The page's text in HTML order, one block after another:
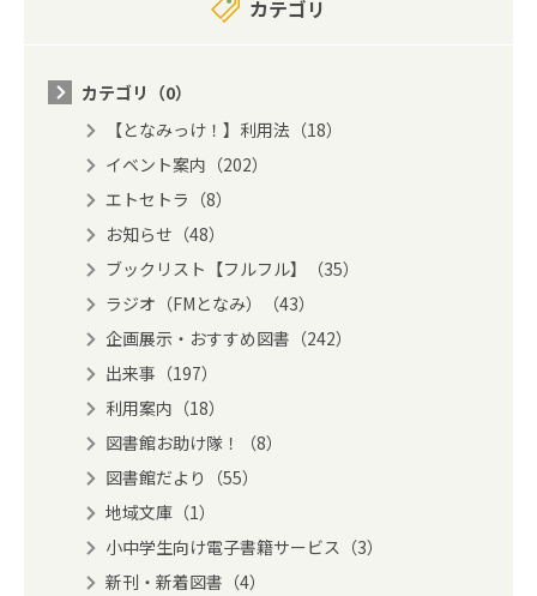
カテゴリ
カテゴリ（0）
【となみっけ！】利用法（18）
イベント案内（202）
エトセトラ（8）
お知らせ（48）
ブックリスト【フルフル】（35）
ラジオ（FMとなみ）（43）
企画展示・おすすめ図書（242）
出来事（197）
利用案内（18）
図書館お助け隊！（8）
図書館だより（55）
地域文庫（1）
小中学生向け電子書籍サービス（3）
新刊・新着図書（4）